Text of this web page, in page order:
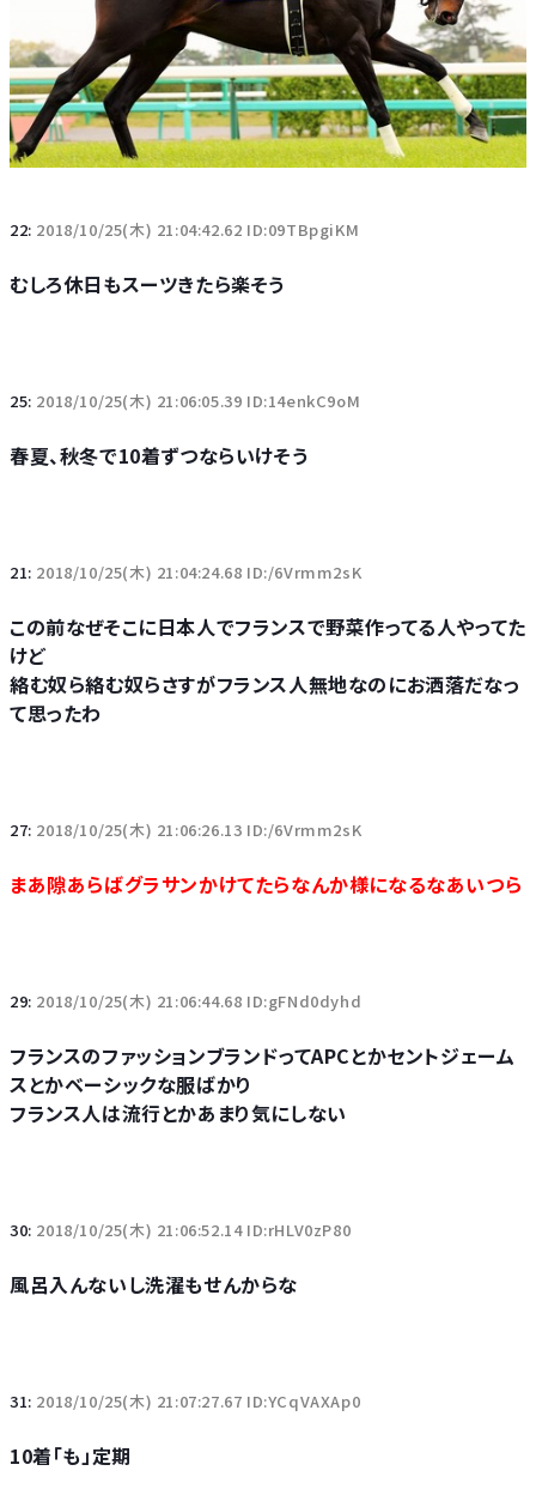
22: 2018/10/25(木) 21:04:42.62 ID:09TBpgiKM
むしろ休日もスーツきたら楽そう
25: 2018/10/25(木) 21:06:05.39 ID:14enkC9oM
春夏、秋冬で10着ずつならいけそう
21: 2018/10/25(木) 21:04:24.68 ID:/6Vrmm2sK
この前なぜそこに日本人でフランスで野菜作ってる人やってた
けど
絡む奴ら絡む奴らさすがフランス人無地なのにお洒落だなっ
て思ったわ
27: 2018/10/25(木) 21:06:26.13 ID:/6Vrmm2sK
まあ隙あらばグラサンかけてたらなんか様になるなあいつら
29: 2018/10/25(木) 21:06:44.68 ID:gFNd0dyhd
フランスのファッションブランドってAPCとかセントジェーム
スとかベーシックな服ばかり
フランス人は流行とかあまり気にしない
30: 2018/10/25(木) 21:06:52.14 ID:rHLV0zP80
風呂入んないし洗濯もせんからな
31: 2018/10/25(木) 21:07:27.67 ID:YCqVAXAp0
10着「も」定期